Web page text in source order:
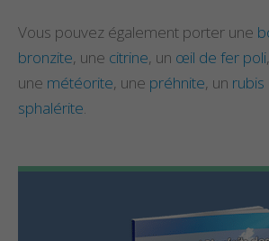
Vous pouvez également porter une
bronzite, une citrine, un œil de fer poli
une météorite, une préhnite, un rubis
sphalérite.